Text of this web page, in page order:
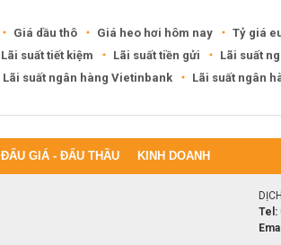
Giá dầu thô Giá heo hơi hôm nay Tỷ giá
Lãi suất tiết kiệm Lãi suất tiền gửi
Lãi suất
Lãi suất ngân hàng Vietinbank Lãi suất ngân
ĐẤU GIÁ - ĐẤU THẦU KINH DOANH
Tel: